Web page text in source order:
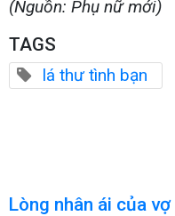
(Nguồn: Phụ nữ mới)
TAGS
lá thư tình bạn
Lòng nhân ái của